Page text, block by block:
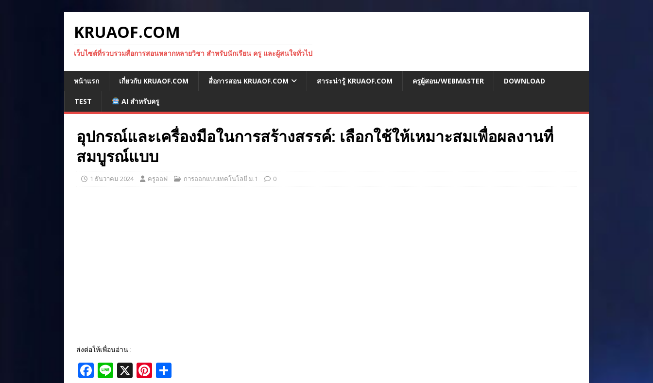
KRUAOF.COM
เว็บไซต์ที่รวบรวมสื่อการสอนหลากหลายวิชา สำหรับนักเรียน ครู และผู้สนใจทั่วไป
หน้าแรก เกี่ยวกับ KRUAOF.COM สื่อการสอน KRUAOF.COM สาระน่ารู้ KRUAOF.COM ครูผู้สอน/WEBMASTER DOWNLOAD
TEST AI สำหรับครู
อุปกรณ์และเครื่องมือในการสร้างสรรค์: เลือกใช้ให้เหมาะสมเพื่อผลงานที่
สมบูรณ์แบบ
1 ธันวาคม 2024 ครูออฟ การออกแบบเทคโนโลยี ม.1 0
ส่งต่อให้เพื่อนอ่าน :
F Li X Pi